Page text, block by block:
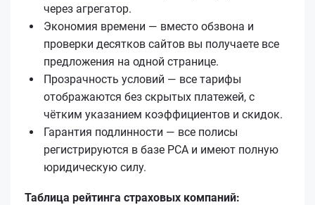
через агрегатор.
Экономия времени — вместо обзвона и
проверки десятков сайтов вы получаете все
предложения на одной странице.
Прозрачность условий — все тарифы
отображаются без скрытых платежей, с
чётким указанием коэффициентов и скидок.
Гарантия подлинности — все полисы
регистрируются в базе РСА и имеют полную
юридическую силу.
Таблица рейтинга страховых компаний: